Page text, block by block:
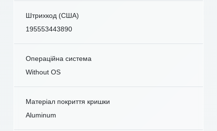
Штрихкод (США)
195553443890
Операційна система
Without OS
Матеріал покриття кришки
Aluminum